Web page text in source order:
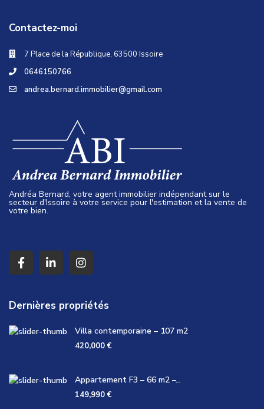
Contactez-moi
7 Place de la République, 63500 Issoire
0646150766
andrea.bernard.immobilier@gmail.com
Andréa Bernard, votre agent immobilier indépendant sur le
secteur d'Issoire à votre service pour l'estimation et la vente de
votre bien.
Dernières propriétés
Villa contemporaine – 107 m2
420,000 €
Appartement F3 – 66 m2 –...
149,990 €